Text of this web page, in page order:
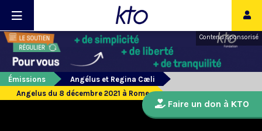
Contenu sponsorisé
Émissions
Angélus et Regina Cæli
Angelus du 8 décembre 2021 à Rome
Faire un don à KTO